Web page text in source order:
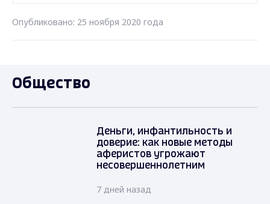
Опубликовано: 25 ноября 2020 года
Общество
Деньги, инфантильность и
доверие: как новые методы
аферистов угрожают
несовершеннолетним
7 дней назад